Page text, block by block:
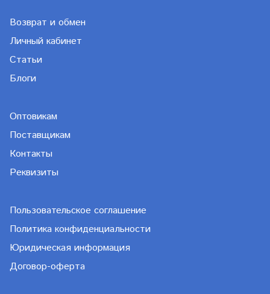
Возврат и обмен
Личный кабинет
Статьи
Блоги
Оптовикам
Поставщикам
Контакты
Реквизиты
Пользовательское соглашение
Политика конфиденциальности
Юридическая информация
Договор-оферта